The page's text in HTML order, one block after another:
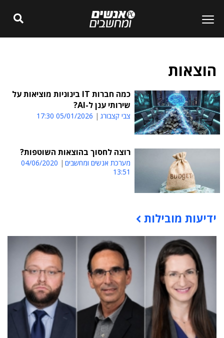
הוצאות
כמה חברות IT בינוניות מוציאות על
שירותי ענן ל-AI?
צבי קצבורג 05/01/2026 17:30
רוצה לחסוך בהוצאות השוטפות?
מערכת אנשים ומחשבים
04/06/2020
13:51
תוכן פרסומי
ידיעות מובילות